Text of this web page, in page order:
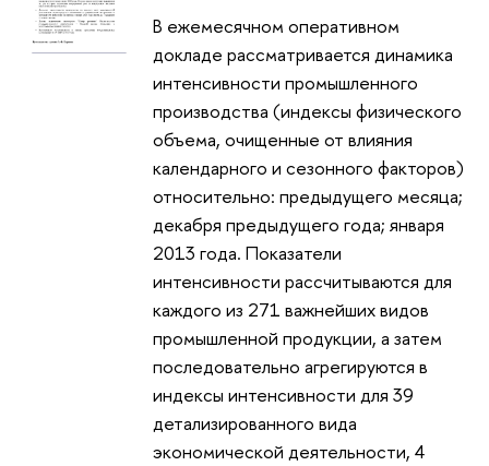
В ежемесячном оперативном
докладе рассматривается динамика
интенсивности промышленного
производства (индексы физического
объема, очищенные от влияния
календарного и сезонного факторов)
относительно: предыдущего месяца;
декабря предыдущего года; января
2013 года. Показатели
интенсивности рассчитываются для
каждого из 271 важнейших видов
промышленной продукции, а затем
последовательно агрегируются в
индексы интенсивности для 39
детализированного вида
экономической деятельности, 4